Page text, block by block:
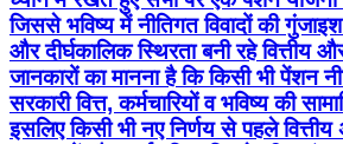
जिससे भविष्य में नीतिगत विवादों की
और दीर्घकालिक स्थिरता बनी रहे ​वित्तीय
जानकारों का मानना है कि किसी भी पेंशन
सरकारी वित्त, कर्मचारियों व भविष्य की
इसलिए किसी भी नए निर्णय से पहले